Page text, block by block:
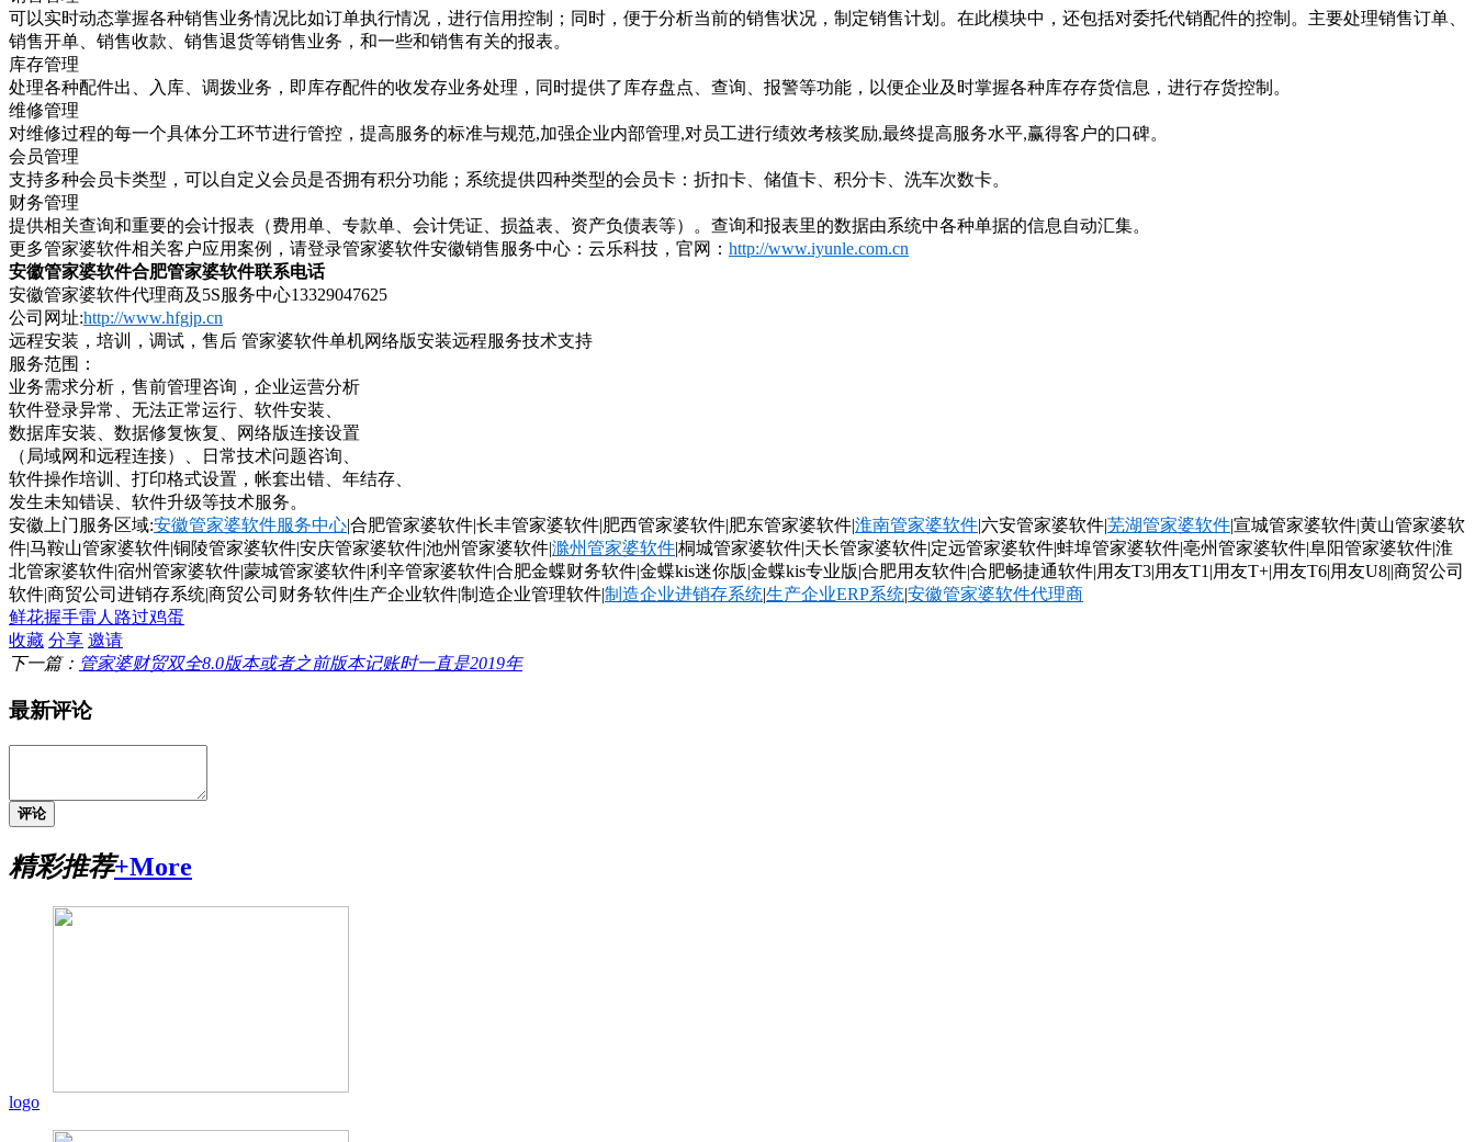
可以实时动态掌握各种销售业务情况比如订单执行情况，进行信用控制；同时，便于分析当前的销售状况，制定销售计划。在此模块中，还包括对委托代销配件的控制。主要处理销售订单、
销售开单、销售收款、销售退货等销售业务，和一些和销售有关的报表。
库存管理
处理各种配件出、入库、调拨业务，即库存配件的收发存业务处理，同时提供了库存盘点、查询、报警等功能，以便企业及时掌握各种库存存货信息，进行存货控制。
维修管理
对维修过程的每一个具体分工环节进行管控，提高服务的标准与规范,加强企业内部管理,对员工进行绩效考核奖励,最终提高服务水平,赢得客户的口碑。
会员管理
支持多种会员卡类型，可以自定义会员是否拥有积分功能；系统提供四种类型的会员卡：折扣卡、储值卡、积分卡、洗车次数卡。
财务管理
提供相关查询和重要的会计报表（费用单、专款单、会计凭证、损益表、资产负债表等）。查询和报表里的数据由系统中各种单据的信息自动汇集。
更多管家婆软件相关客户应用案例，请登录管家婆软件安徽销售服务中心：云乐科技，官网： http://www.iyunle.com.cn
安徽管家婆软件合肥管家婆软件联系电话
安徽管家婆软件代理商及 5S服务中心13329047625
公司网址:http://www.hfgjp.cn
远程安装，培训，调试，售后 管家婆软件单机网络版安装远程服务技术支持
服务范围：
业务需求分析，售前管理咨询，企业运营分析
软件登录异常、无法正常运行、软件安装、
数据库安装、数据修复恢复、网络版连接设置
（局域网和远程连接）、日常技术问题咨询、
软件操作培训、打印格式设置，帐套出错、年结存、
发生未知错误、软件升级等技术服务。
安徽上门服务区域:安徽管家婆软件服务中心|合肥管家婆软件|长丰管家婆软件|肥西管家婆软件|肥东管家婆软件|淮南管家婆软件|六安管家婆软件|芜湖管家婆软件|宣城管家婆软件|黄山管家婆软
件|马鞍山管家婆软件|铜陵管家婆软件|安庆管家婆软件|池州管家婆软件|滁州管家婆软件|桐城管家婆软件|天长管家婆软件|定远管家婆软件|蚌埠管家婆软件|亳州管家婆软件|阜阳管家婆软件|淮
北管家婆软件|宿州管家婆软件|蒙城管家婆软件|利辛管家婆软件|合肥金蝶财务软件|金蝶kis迷你版|金蝶kis专业版|合肥用友软件|合肥畅捷通软件|用友T3|用友T1|用友T+|用友T6|用友U8||商贸公司
软件|商贸公司进销存系统|商贸公司财务软件|生产企业软件|制造企业管理软件|制造企业进销存系统|生产企业ERP系统|安徽管家婆软件代理商
鲜花握手雷人 路过鸡蛋
收藏 分享 邀请
下一篇： 管家婆财贸双全8.0版本或者之前版本记账时一直是2019年
最新评论
评论
精彩推荐+More
logo